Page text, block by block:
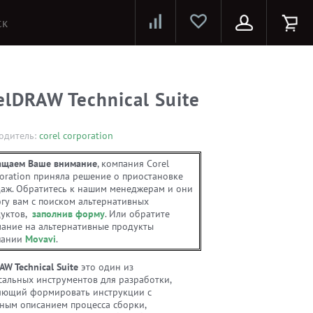
Technical Suite
corel corporation
Ваше внимание, компания Corel
приняла решение о приостановке
Обратитесь к нашим менеджерам и они
вам с поиском альтернативных
заполнив форму. Или обратите
на альтернативные продукты
Movavi.
Technical Suite это один из
инструментов для разработки,
формировать инструкции с
описанием процесса сборки,